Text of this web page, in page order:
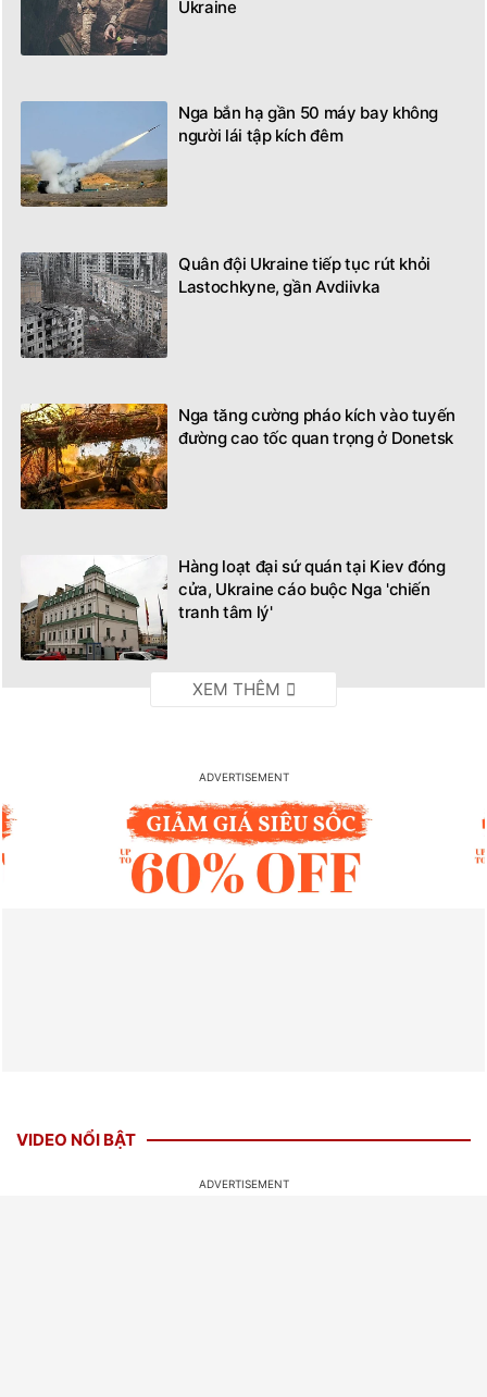
Ukraine
Nga bắn hạ gần 50 máy bay không
người lái tập kích đêm
Quân đội Ukraine tiếp tục rút khỏi
Lastochkyne, gần Avdiivka
Nga tăng cường pháo kích vào tuyến
đường cao tốc quan trọng ở Donetsk
Hàng loạt đại sứ quán tại Kiev đóng
cửa, Ukraine cáo buộc Nga 'chiến
tranh tâm lý'
VIDEO NỔI BẬT